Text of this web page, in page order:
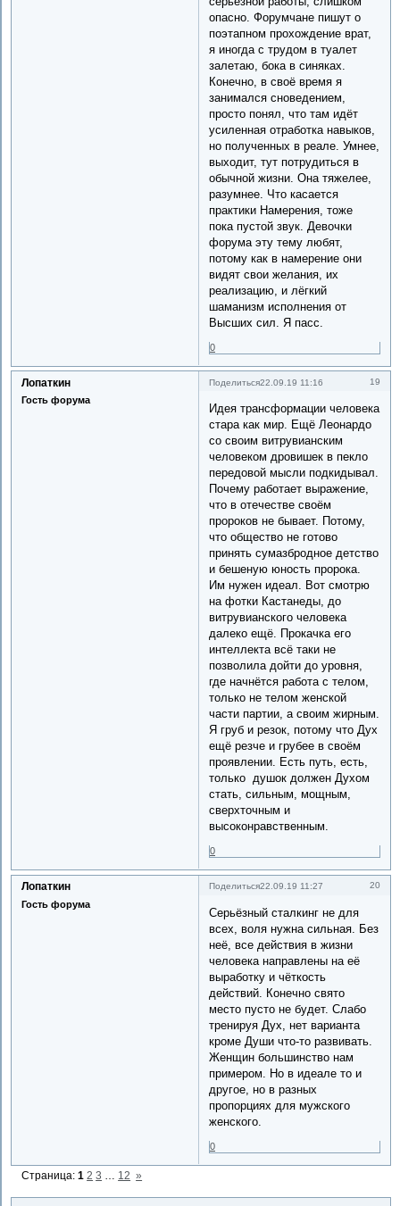
опасно. Форумчане пишут о
поэтапном прохождение врат,
я иногда с трудом в туалет
залетаю, бока в синяках.
Конечно, в своё время я
занимался сноведением,
просто понял, что там идёт
усиленная отработка навыков,
но полученных в реале. Умнее,
выходит, тут потрудиться в
обычной жизни. Она тяжелее,
разумнее. Что касается
практики Намерения, тоже
пока пустой звук. Девочки
форума эту тему любят,
потому как в намерение они
видят свои желания, их
реализацию, и лёгкий
шаманизм исполнения от
Высших сил. Я пасс.
0
Поделиться 19
22.09.19 11:16
Лопаткин
Гость форума
Идея трансформации человека
стара как мир. Ещё Леонардо
со своим витрувианским
человеком дровишек в пекло
передовой мысли подкидывал.
Почему работает выражение,
что в отечестве своём
пророков не бывает. Потому,
что общество не готово
принять сумазбродное детство
и бешеную юность пророка.
Им нужен идеал. Вот смотрю
на фотки Кастанеды, до
витрувианского человека
далеко ещё. Прокачка его
интеллекта всё таки не
позволила дойти до уровня,
где начнётся работа с телом,
только не телом женской
части партии, а своим жирным.
Я груб и резок, потому что Дух
ещё резче и грубее в своём
проявлении. Есть путь, есть,
только душок должен Духом
стать, сильным, мощным,
сверхточным и
высоконравственным.
0
Поделиться 20
22.09.19 11:27
Лопаткин
Гость форума
Серьёзный сталкинг не для
всех, воля нужна сильная. Без
неё, все действия в жизни
человека направлены на её
выработку и чёткость
действий. Конечно свято
место пусто не будет. Слабо
тренируя Дух, нет варианта
кроме Души что-то развивать.
Женщин большинство нам
примером. Но в идеале то и
другое, но в разных
пропорциях для мужского
женского.
0
Страница:1 2 3 … 12 »